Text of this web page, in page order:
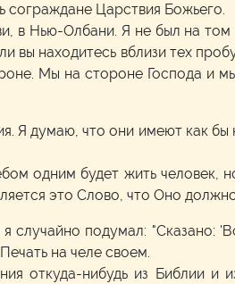
сограждане Царствия Божьего.
в Нью-Олбани. Я не был на
вы находитесь вблизи тех
Мы на стороне Господа и
Я думаю, что они имеют как бы
одним будет жить человек,
это Слово, что Оно
подумал: "Сказано:
на челе своем.
откуда-нибудь из Библии и